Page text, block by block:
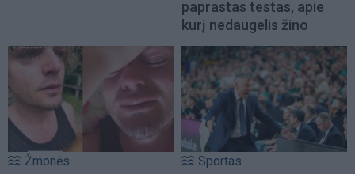
paprastas testas, apie
kurį nedaugelis žino
Žmonės Sportas